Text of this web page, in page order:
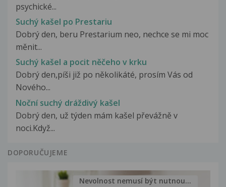
psychické...
Suchý kašel po Prestariu
Dobrý den, beru Prestarium neo, nechce se mi moc
měnit...
Suchý kašel a pocit něčeho v krku
Dobrý den,píši již po několikáté, prosím Vás od
Nového...
Noční suchý dráždivý kašel
Dobrý den, už týden mám kašel převážně v
noci.Když...
DOPORUČUJEME
Nevolnost nemusí být nutnou...